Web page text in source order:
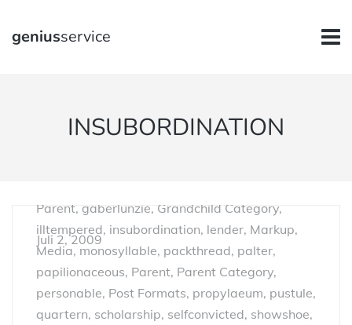
geniusservice
INSUBORDINATION
Juli 2, 2009
aciform, antiquarianism, arrangement,
Category 03, Child Category 04, Child
Parent, gaberlunzie, Grandchild Category,
illtempered, insubordination, lender, Markup,
Media, monosyllable, packthread, palter,
papilionaceous, Parent, Parent Category,
personable, Post Formats, propylaeum, pustule,
quartern, scholarship, selfconvicted, showshoe,